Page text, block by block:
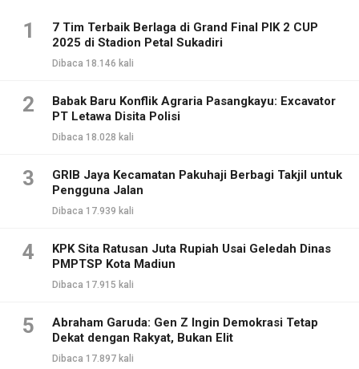
1
7 Tim Terbaik Berlaga di Grand Final PIK 2 CUP
2025 di Stadion Petal Sukadiri
Dibaca 18.146 kali
2
Babak Baru Konflik Agraria Pasangkayu: Excavator
PT Letawa Disita Polisi
Dibaca 18.028 kali
3
GRIB Jaya Kecamatan Pakuhaji Berbagi Takjil untuk
Pengguna Jalan
Dibaca 17.939 kali
4
KPK Sita Ratusan Juta Rupiah Usai Geledah Dinas
PMPTSP Kota Madiun
Dibaca 17.915 kali
5
Abraham Garuda: Gen Z Ingin Demokrasi Tetap
Dekat dengan Rakyat, Bukan Elit
Dibaca 17.897 kali